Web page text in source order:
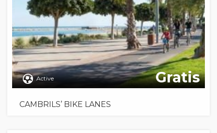
Active Gratis
CAMBRILS’ BIKE LANES